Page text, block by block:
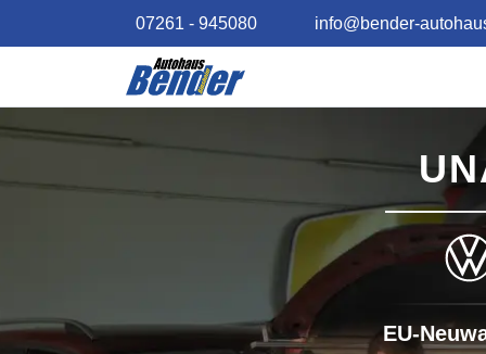
07261 - 945080 info@bender-
EU-